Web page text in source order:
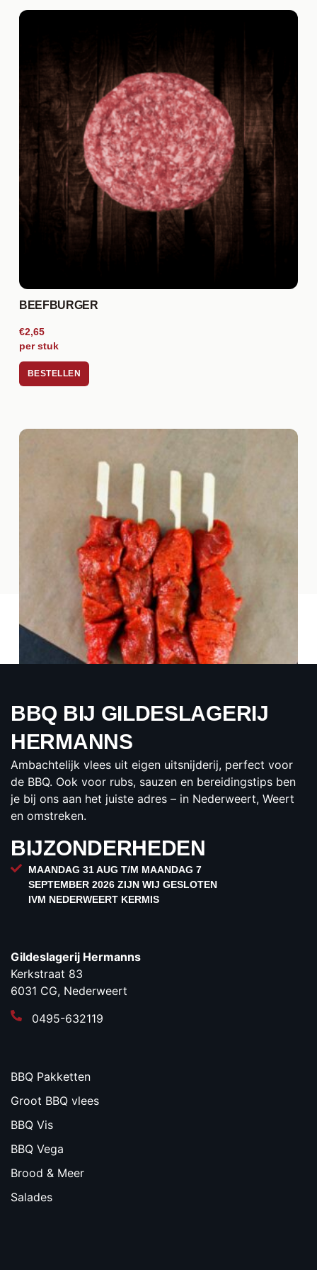
BEEFBURGER
€2,65
per stuk
BESTELLEN
BIEFSPIES ARGENTINA
€3,20
per stuk
BESTELLEN
BBQ BIJ GILDESLAGERIJ
HERMANNS
Ambachtelijk vlees uit eigen uitsnijderij, perfect voor
de BBQ. Ook voor rubs, sauzen en bereidingstips ben
je bij ons aan het juiste adres – in Nederweert, Weert
en omstreken.
BIJZONDERHEDEN
MAANDAG 31 AUG T/M MAANDAG 7
SEPTEMBER 2026 ZIJN WIJ GESLOTEN
IVM NEDERWEERT KERMIS
Gildeslagerij Hermanns
Kerkstraat 83
6031 CG, Nederweert
0495-632119
BBQ Pakketten
Groot BBQ vlees
BBQ Vis
BBQ Vega
Brood & Meer
Salades